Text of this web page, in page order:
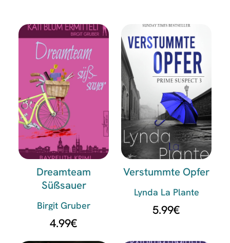
Dreamteam
Süßsauer
Birgit Gruber
4.99€
Verstummte Opfer
Lynda La Plante
5.99€